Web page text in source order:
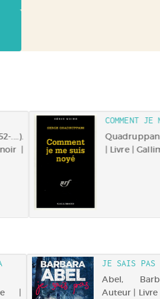
COMMENT JE
| Livre |
....).
|
|
JE SAIS PAS
Abel,
Auteur |